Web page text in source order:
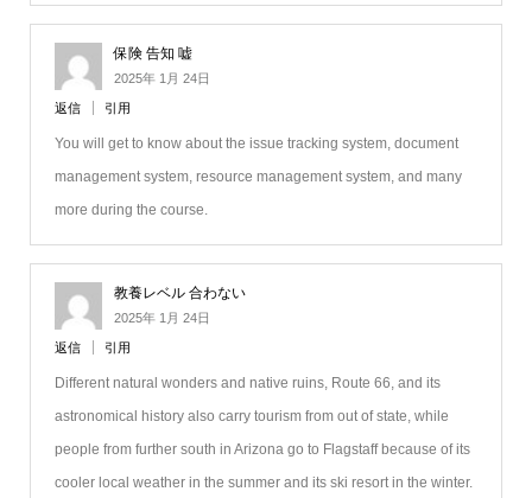
保険 告知 嘘
2025年 1月 24日
返信 引用
You will get to know about the issue tracking system, document
management system, resource management system, and many
more during the course.
教養レベル 合わない
2025年 1月 24日
返信 引用
Different natural wonders and native ruins, Route 66, and its
astronomical history also carry tourism from out of state, while
people from further south in Arizona go to Flagstaff because of its
cooler local weather in the summer and its ski resort in the winter.